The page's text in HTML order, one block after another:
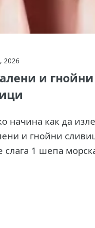
2026
и гнойни
начина как да
и гнойни
слага 1 шепа